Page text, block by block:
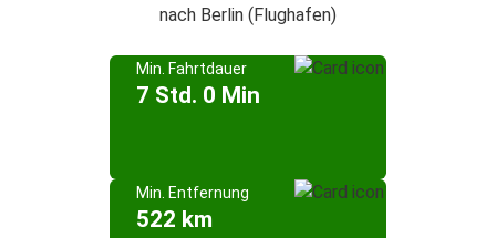
nach Berlin (Flughafen)
Min. Fahrtdauer
7 Std. 0 Min
Min. Entfernung
522 km